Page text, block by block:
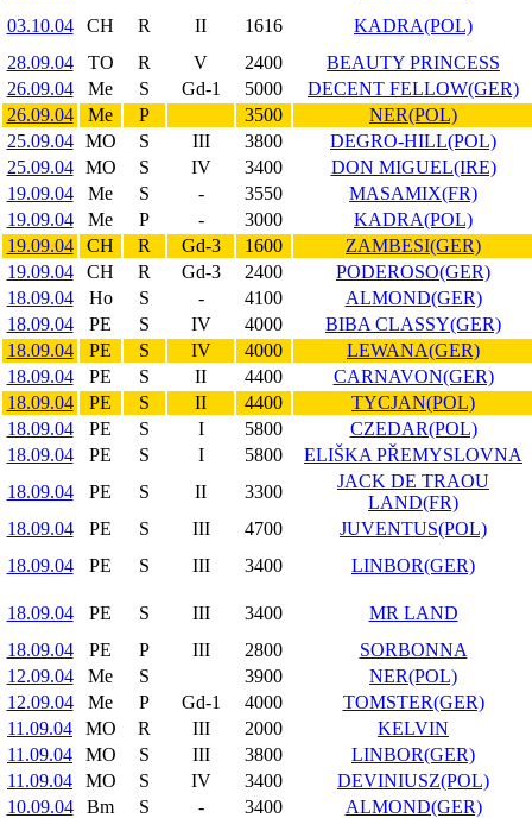
03.10.04
CH R II 1616
KADRA(POL)
28.09.04
TO R V 2400
BEAUTY PRINCESS
26.09.04
Me S Gd-1 5000
DECENT FELLOW(GER)
26.09.04
Me P 3500
NER(POL)
25.09.04
MO S III 3800
DEGRO-HILL(POL)
25.09.04
MO S IV 3400
DON MIGUEL(IRE)
19.09.04
Me S - 3550
MASAMIX(FR)
19.09.04
Me P - 3000
KADRA(POL)
19.09.04
CH R Gd-3 1600
ZAMBESI(GER)
19.09.04
CH R Gd-3 2400
PODEROSO(GER)
18.09.04
Ho S - 4100
ALMOND(GER)
18.09.04
PE S IV 4000
BIBA CLASSY(GER)
18.09.04
PE S IV 4000
LEWANA(GER)
18.09.04
PE S II 4400
CARNAVON(GER)
18.09.04
PE S II 4400
TYCJAN(POL)
18.09.04
PE S I 5800
CZEDAR(POL)
18.09.04
PE S I 5800
ELIŠKA PŘEMYSLOVNA
18.09.04
PE S II 3300
JACK DE TRAOU
LAND(FR)
18.09.04
PE S III 4700
JUVENTUS(POL)
18.09.04
PE S III 3400 LINBOR(GER)
18.09.04 PE S III 3400
MR LAND
18.09.04
PE P III 2800
SORBONNA
12.09.04
Me S 3900
NER(POL)
12.09.04
Me P Gd-1 4000
TOMSTER(GER)
11.09.04
MO R III 2000
KELVIN
11.09.04
MO S III 3800
LINBOR(GER)
11.09.04
MO S IV 3400
DEVINIUSZ(POL)
10.09.04
Bm S - 3400
ALMOND(GER)